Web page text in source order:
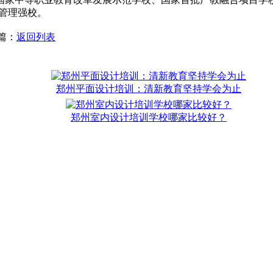
理强校。
： 返回列表
郑州平面设计培训：清新教育坚持学会为止
郑州室内设计培训学校哪家比较好？